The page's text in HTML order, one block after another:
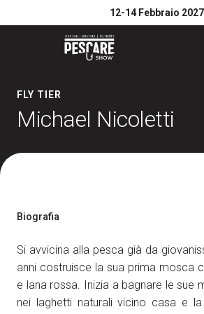
12-14 Febbraio 2027
Menù
Media Room
FLY TIER
Michael Nicoletti
Biografia
Si avvicina alla pesca già da
anni costruisce la sua prima mosca
e lana rossa. Inizia a bagnare le sue
nei laghetti naturali vicino casa e